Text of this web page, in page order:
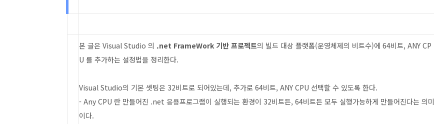
본 글은 Visual Studio 의 .net FrameWork 기반 프로젝트의 빌드 대상 플랫폼(운영체제의 비트수)에 64비트, ANY CP
U 를 추가하는 설정법을 정리한다.
Visual Studio의 기본 셋팅은 32비트로 되어있는데, 추가로 64비트, ANY CPU 선택할 수 있도록 한다.
- Any CPU 란 만들어진 .net 응용프로그램이 실행되는 환경이 32비트든, 64비트든 모두 실행가능하게 만들어진다는 의미
이다.